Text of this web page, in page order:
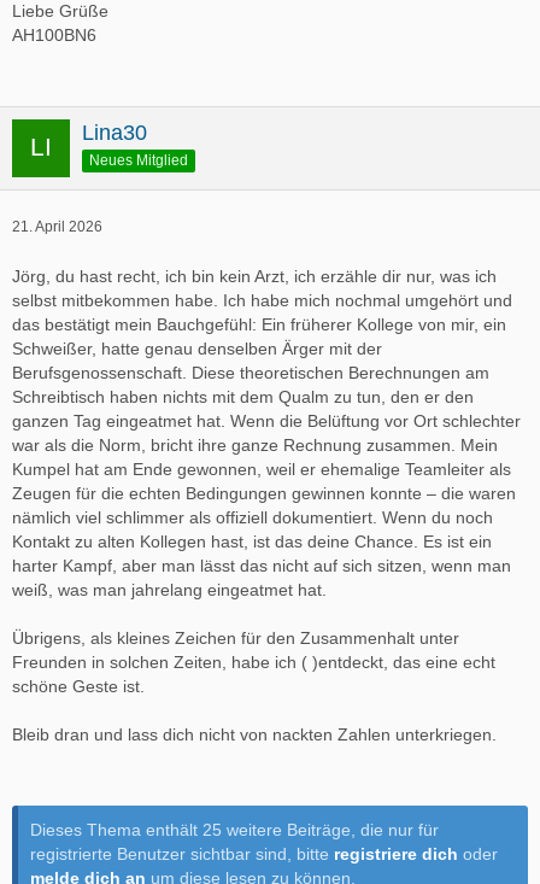
Liebe Grüße
AH100BN6
Lina30
Neues Mitglied
21. April 2026
Jörg, du hast recht, ich bin kein Arzt, ich erzähle dir nur, was ich
selbst mitbekommen habe. Ich habe mich nochmal umgehört und
das bestätigt mein Bauchgefühl: Ein früherer Kollege von mir, ein
Schweißer, hatte genau denselben Ärger mit der
Berufsgenossenschaft. Diese theoretischen Berechnungen am
Schreibtisch haben nichts mit dem Qualm zu tun, den er den
ganzen Tag eingeatmet hat. Wenn die Belüftung vor Ort schlechter
war als die Norm, bricht ihre ganze Rechnung zusammen. Mein
Kumpel hat am Ende gewonnen, weil er ehemalige Teamleiter als
Zeugen für die echten Bedingungen gewinnen konnte – die waren
nämlich viel schlimmer als offiziell dokumentiert. Wenn du noch
Kontakt zu alten Kollegen hast, ist das deine Chance. Es ist ein
harter Kampf, aber man lässt das nicht auf sich sitzen, wenn man
weiß, was man jahrelang eingeatmet hat.
Übrigens, als kleines Zeichen für den Zusammenhalt unter
Freunden in solchen Zeiten, habe ich ( )entdeckt, das eine echt
schöne Geste ist.
Bleib dran und lass dich nicht von nackten Zahlen unterkriegen.
Dieses Thema enthält 25 weitere Beiträge, die nur für
registrierte Benutzer sichtbar sind, bitte registriere dich oder
melde dich an um diese lesen zu können.